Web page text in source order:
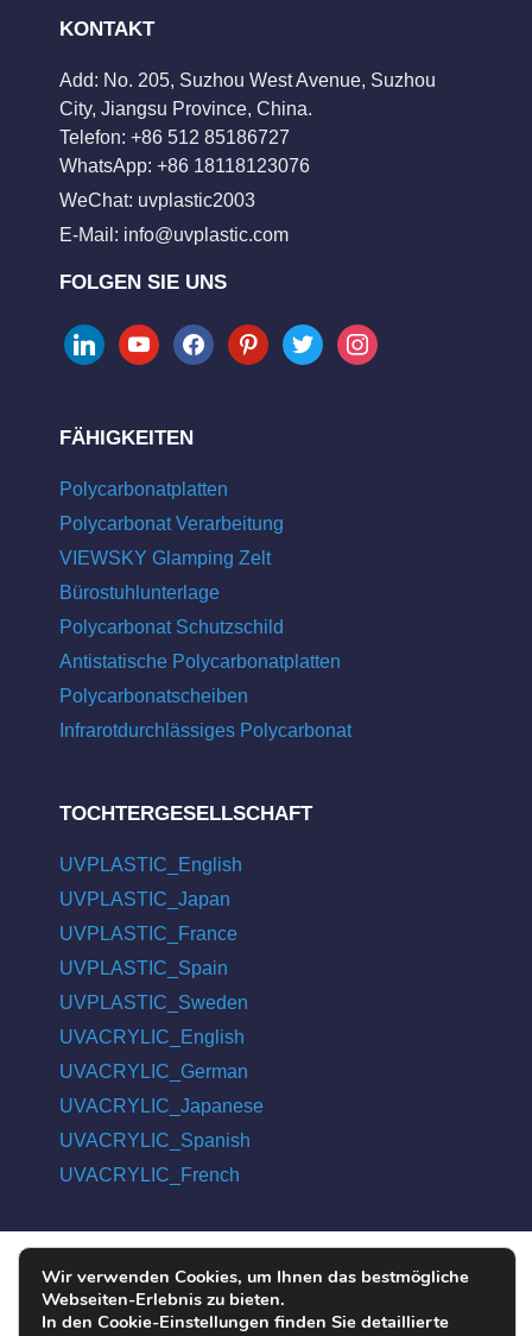
KONTAKT
Add: No. 205, Suzhou West Avenue, Suzhou
City, Jiangsu Province, China.
Telefon: +86 512 85186727
WhatsApp: +86 18118123076
WeChat: uvplastic2003
E-Mail: info@uvplastic.com
FOLGEN SIE UNS
linkedinyoutubefacebookpinteresttwitter instagram
FÄHIGKEITEN
Polycarbonatplatten
Polycarbonat Verarbeitung
VIEWSKY Glamping Zelt
Bürostuhlunterlage
Polycarbonat Schutzschild
Antistatische Polycarbonatplatten
Polycarbonatscheiben
Infrarotdurchlässiges Polycarbonat
TOCHTERGESELLSCHAFT
UVPLASTIC_English
UVPLASTIC_Japan
UVPLASTIC_France
UVPLASTIC_Spain
UVPLASTIC_Sweden
UVACRYLIC_English
UVACRYLIC_German
UVACRYLIC_Japanese
UVACRYLIC_Spanish
UVACRYLIC_French
COPYRIGHT © 2004 - 2026 UVPLASTIC MATERIAL TECHNOLOGY
CO., LTD. ALL RIGHTS RESERVED
Wir verwenden Cookies, um Ihnen das bestmögliche
Webseiten-Erlebnis zu bieten.
In den Cookie-Einstellungen finden Sie detaillierte